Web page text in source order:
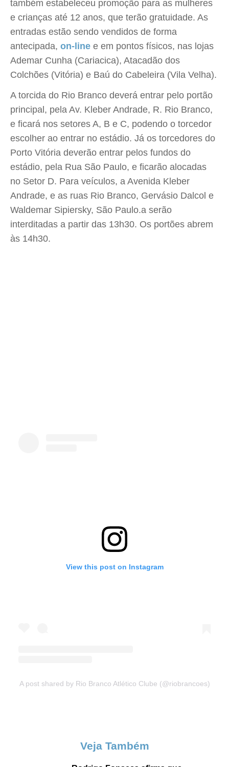
também estabeleceu promoção para as mulheres
e crianças até 12 anos, que terão gratuidade. As
entradas estão sendo vendidos de forma
antecipada, on-line e em pontos físicos, nas lojas
Ademar Cunha (Cariacica), Atacadão dos
Colchões (Vitória) e Baú do Cabeleira (Vila Velha).
A torcida do Rio Branco deverá entrar pelo portão
principal, pela Av. Kleber Andrade, R. Rio Branco,
e ficará nos setores A, B e C, podendo o torcedor
escolher ao entrar no estádio. Já os torcedores do
Porto Vitória deverão entrar pelos fundos do
estádio, pela Rua São Paulo, e ficarão alocadas
no Setor D. Para veículos, a Avenida Kleber
Andrade, e as ruas Rio Branco, Gervásio Dalcol e
Waldemar Sipiersky, São Paulo.a serão
interditadas a partir das 13h30. Os portões abrem
às 14h30.
View this post on Instagram
A post shared by Rio Branco Atlético Clube (@riobrancoes)
Veja Também